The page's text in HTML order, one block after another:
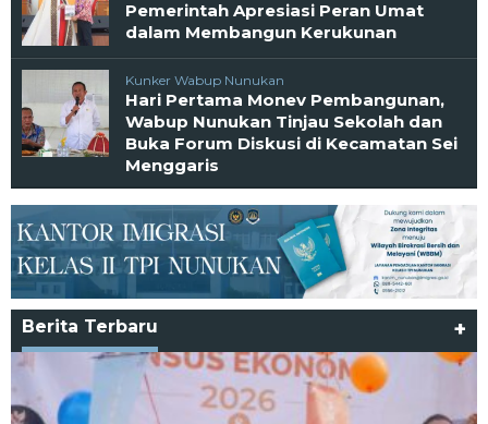
Pemerintah Apresiasi Peran Umat
dalam Membangun Kerukunan
Kunker Wabup Nunukan
Hari Pertama Monev Pembangunan,
Wabup Nunukan Tinjau Sekolah dan
Buka Forum Diskusi di Kecamatan Sei
Menggaris
Berita Terbaru +